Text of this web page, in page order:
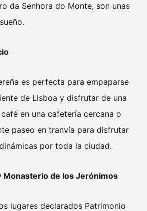
da Senhora do Monte, son unas
es perfecta para empaparse
de Lisboa y disfrutar de una
en una cafetería cercana o
paseo en tranvía para disfrutar
por toda la ciudad.
Monasterio de los Jerónimos
lugares declarados Patrimonio